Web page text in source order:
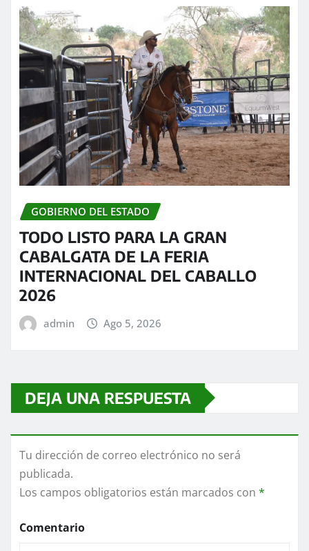
GOBIERNO DEL ESTADO
TODO LISTO PARA LA GRAN
CABALGATA DE LA FERIA
INTERNACIONAL DEL CABALLO
2026
admin Ago 5, 2026
DEJA UNA RESPUESTA
Tu dirección de correo electrónico no será
publicada.
Los campos obligatorios están marcados con *
Comentario